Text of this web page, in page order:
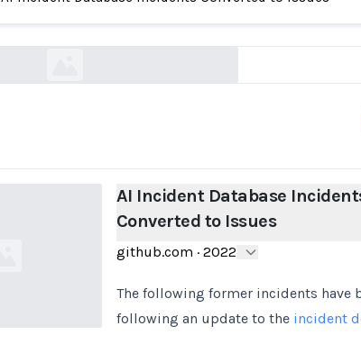
AI Incident Database Incidents Converted
AI Incident Database
Converted to Issues
github.com · 2022
The following former incidents have
following an update to the incident